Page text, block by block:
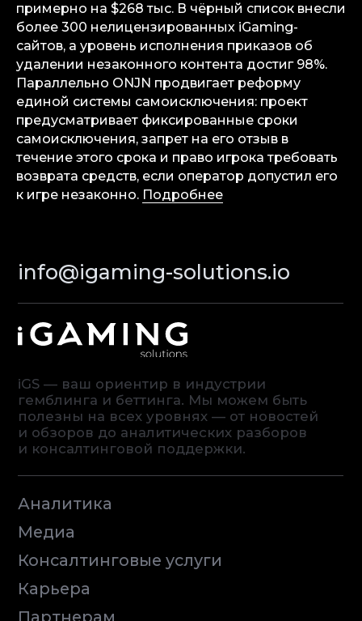
примерно на $268 тыс. В чёрный список внесли
более 300 нелицензированных iGaming-
сайтов, а уровень исполнения приказов об
удалении незаконного контента достиг 98%.
Параллельно ONJN продвигает реформу
единой системы самоисключения: проект
предусматривает фиксированные сроки
самоисключения, запрет на его отзыв в
течение этого срока и право игрока требовать
возврата средств, если оператор допустил его
к игре незаконно. Подробнее
Аналитика
Медиа
Консалтинговые услуги
Контакты
Terms of Service
Privacy Policy
© iGaming Solutions, 2026
Карьера
Партнерам